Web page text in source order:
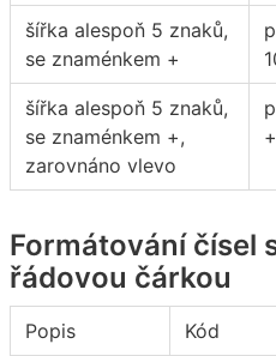
šířka alespoň 5 znaků,
se znaménkem +
šířka alespoň 5 znaků,
se znaménkem +,
zarovnáno vlevo
Formátování čísel
řádovou čárkou
Popis Kód